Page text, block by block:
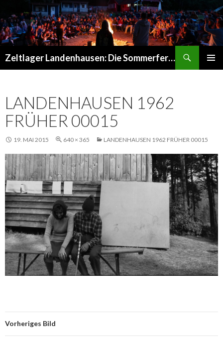
Zeltlager Landenhausen: Die Sommerferien Deines Lebens
LANDENHAUSEN 1962
FRÜHER 00015
19. MAI 2015 640 × 365 LANDENHAUSEN 1962 FRÜHER 00015
Vorheriges Bild